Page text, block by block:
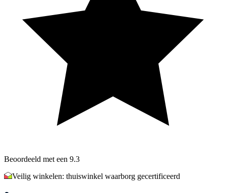
Beoordeeld met een 9.3
Veilig winkelen: thuiswinkel waarborg gecertificeerd